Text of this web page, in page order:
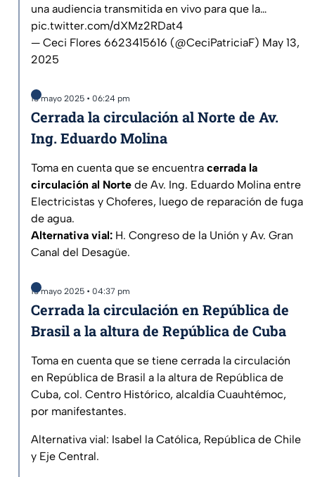
una audiencia transmitida en vivo para que la…
pic.twitter.com/dXMz2RDat4
— Ceci Flores 6623415616 (@CeciPatriciaF) May 13,
2025
13 mayo 2025 • 06:24 pm
Cerrada la circulación al Norte de Av.
Ing. Eduardo Molina
Toma en cuenta que se encuentra cerrada la
circulación al Norte de Av. Ing. Eduardo Molina entre
Electricistas y Choferes, luego de reparación de fuga
de agua.
Alternativa vial: H. Congreso de la Unión y Av. Gran
Canal del Desagüe.
13 mayo 2025 • 04:37 pm
Cerrada la circulación en República de
Brasil a la altura de República de Cuba
Toma en cuenta que se tiene cerrada la circulación
en República de Brasil a la altura de República de
Cuba, col. Centro Histórico, alcaldía Cuauhtémoc,
por manifestantes.
Alternativa vial: Isabel la Católica, República de Chile
y Eje Central.